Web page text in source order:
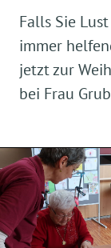
Falls Sie
immer
jetzt zur
bei Frau